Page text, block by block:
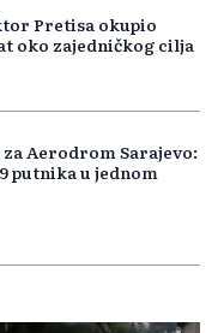
Pretisa okupio
oko zajedničkog cilja
Aerodrom Sarajevo:
putnika u jednom